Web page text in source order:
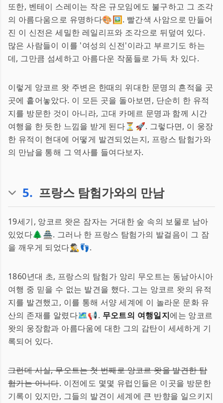
또한, 벤테이 스레이는 작은 규모임에도 불구하고 그 조각
의 아름다움으로 유명하다🎨🖼️. 빨간색 사암으로 만들어
진 이 신전은 세밀한 레일리프와 조각으로 뒤덮여 있다.
많은 사람들이 이를 '여성의 신전'이라고 부르기도 하는
데, 그만큼 섬세하고 아름다운 작품들로 가득 차 있다.
이렇게 앙코르 왓 주변은 한때의 위대한 문명의 흔적을 곳
곳에 흩어놓았다. 이 모든 곳을 돌아보면, 단순히 한 유적
지를 방문한 것이 아니라, 고대 카메르 문명과 함께 시간
여행을 한 듯한 느낌을 받게 된다⏳🚀. 그렇다면, 이 웅장
한 유적이 현대에 어떻게 발견되었는지, 프랑스 탐험가와
의 만남을 통해 그 역사를 들여다보자.
5. 프랑스 탐험가와의 만남
19세기, 앙코르 왓은 잠자는 거대한 숲 속의 보물로 남아
있었다🌲🏯. 그러나 한 프랑스 탐험가의 발걸음이 그 잠
을 깨우게 되었다🕵️‍♂️👣.
1860년대 초, 프랑스의 탐험가 앙리 무오트는 동남아시아
여행 중 믿을 수 없는 발견을 했다. 그는 앙코르 왓의 유적
지를 발견했고, 이를 통해 서양 세계에 이 놀라운 문화 유
산의 존재를 알렸다🗺️📢. 무오트의 여행일지에는 앙코르
왓의 웅장함과 아름다움에 대한 그의 감탄이 세세하게 기
록되어 있다.
그런데 사실, 무오트는 첫 번째로 앙코르 왓을 발견한 탐
험가는 아니다. 이전에도 몇몇 유럽인들은 이곳을 방문한
기록이 있지만, 그들의 발견이 세계에 큰 반향을 일으키지